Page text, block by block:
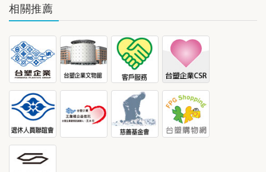
相關推薦